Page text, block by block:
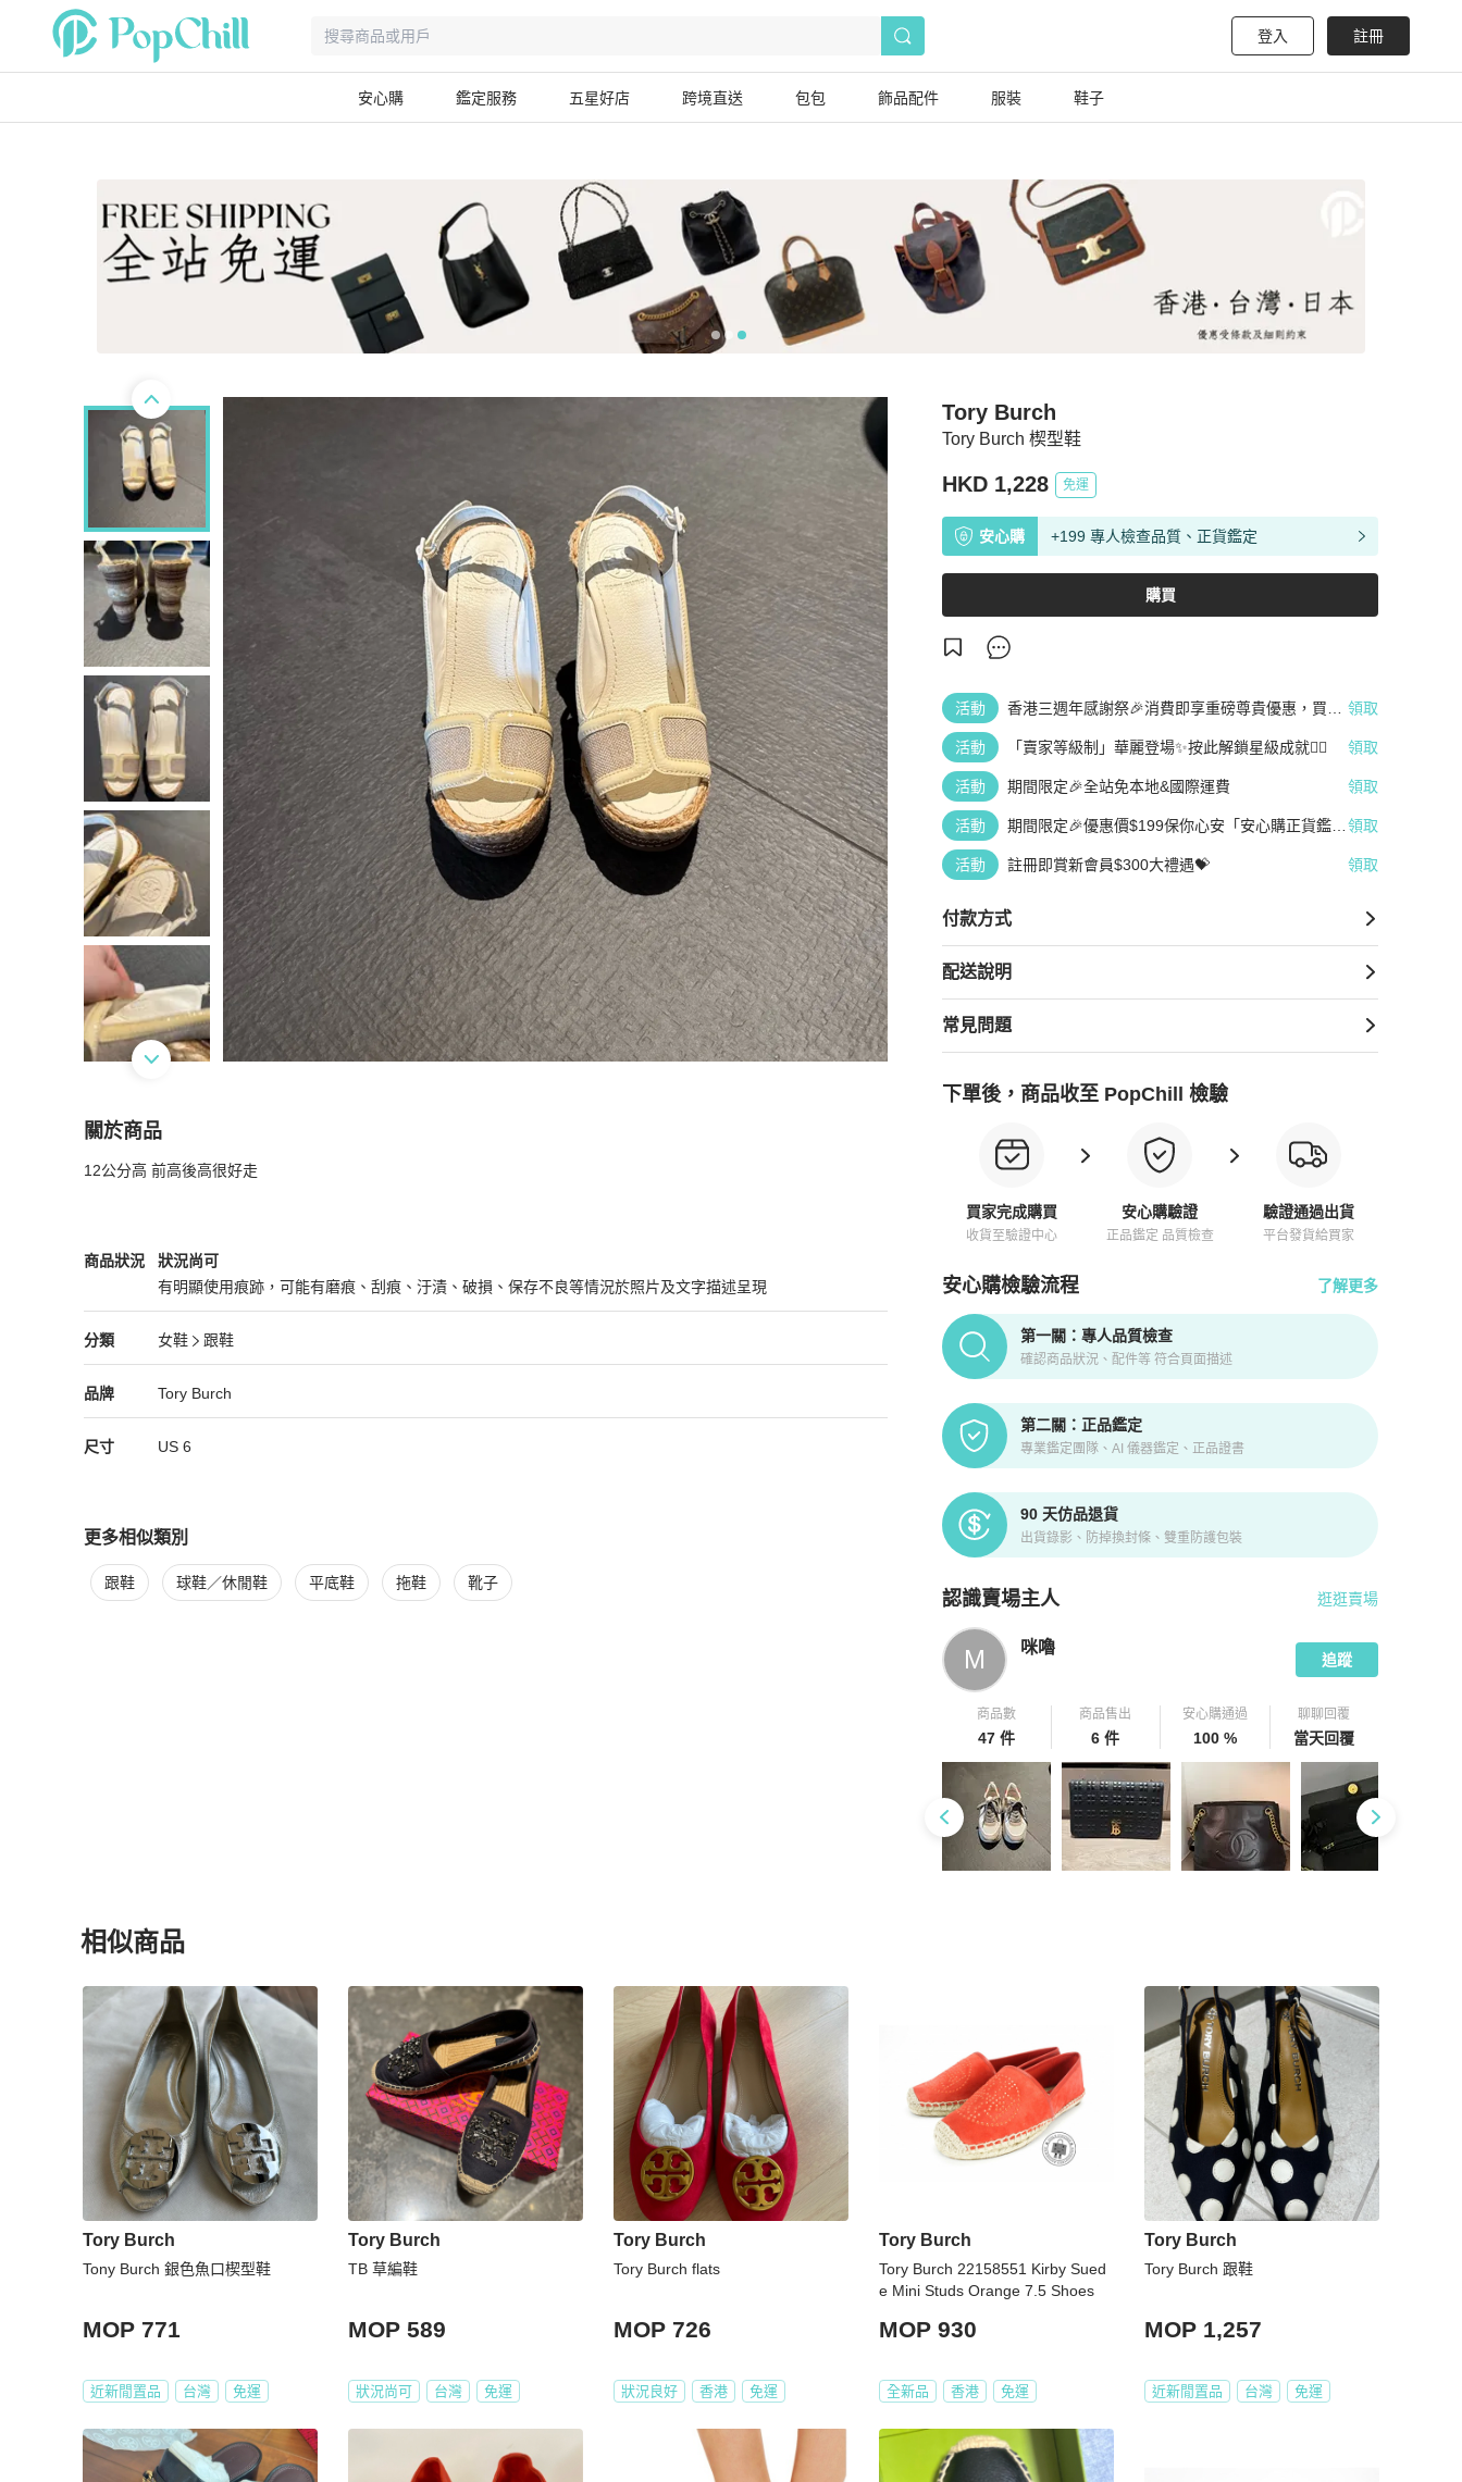
登入 註冊
安心購 鑑定服務 五星好店 跨境直送 包包 飾品配件 服裝 鞋子
Tory Burch 楔型鞋
Tory Burch
HKD 1,228 免運
安心購 +199 專人檢查品質、正貨鑑定
購買
活動
香港三週年感謝祭🎉消費即享重磅尊貴優惠，買越
領取
活動 「賣家等級制」華麗登場✨按此解鎖星級成就👆🏻 領取
活動 期間限定🎉全站免本地&國際運費 領取
活動
期間限定🎉優惠價$199保你心安「安心購正貨鑑
領取
活動 註冊即賞新會員$300大禮遇💝 領取
付款方式
配送說明
常見問題
下單後，商品收至 PopChill 檢驗
買家完成購買
收貨至驗證中心
安心購驗證
正品鑑定 品質檢查
驗證通過出貨
平台發貨給買家
安心購檢驗流程 了解更多
PopChill拍拍圈正品驗證、安心購檢驗流程介紹
第一關：專人品質檢查
確認商品狀況、配件等 符合頁面描述
第二關：正品鑑定
專業鑑定團隊、AI 儀器鑑定、正品證書
90 天仿品退貨
出貨錄影、防掉換封條、雙重防護包裝
認識賣場主人
PopChill 拍拍圈嚴選賣家
逛逛賣場
M 咪嚕
追蹤
商品數
47 件
商品售出
6 件
安心購通過
100 %
聊聊回覆
當天回覆
關於商品
關於Tory Burch 楔型鞋
12公分高 前高後高很好走
商品狀況
Tory Burch 女鞋商品狀態與細節
狀況尚可
有明顯使用痕跡，可能有磨痕、刮痕、汙漬、破損、保存不良等情況於照片及文字描述呈現
狀況尚可
分類
Tory Burch 女鞋分類資訊
女鞋
跟鞋
女鞋/跟鞋推薦
品牌
Tory Burch 精品 女鞋品牌介紹
Tory Burch
Tory Burch 推薦清單
尺寸 US 6
更多相似類別
更多Tory Burch女鞋相似商品推薦
跟鞋 球鞋／休閒鞋 平底鞋 拖鞋 靴子
相似商品
更多相似Tory Burch女鞋推薦精品
Tory Burch
Tony Burch 銀色魚口楔型鞋
MOP 771
近新閒置品 台灣 免運
Tory Burch
TB 草編鞋
MOP 589
狀況尚可 台灣 免運
Tory Burch
Tory Burch flats
MOP 726
狀況良好 香港 免運
Tory Burch
Tory Burch 22158551 Kirby Sued
e Mini Studs Orange 7.5 Shoes
MOP 930
全新品 香港 免運
Tory Burch
Tory Burch 跟鞋
MOP 1,257
近新閒置品 台灣 免運